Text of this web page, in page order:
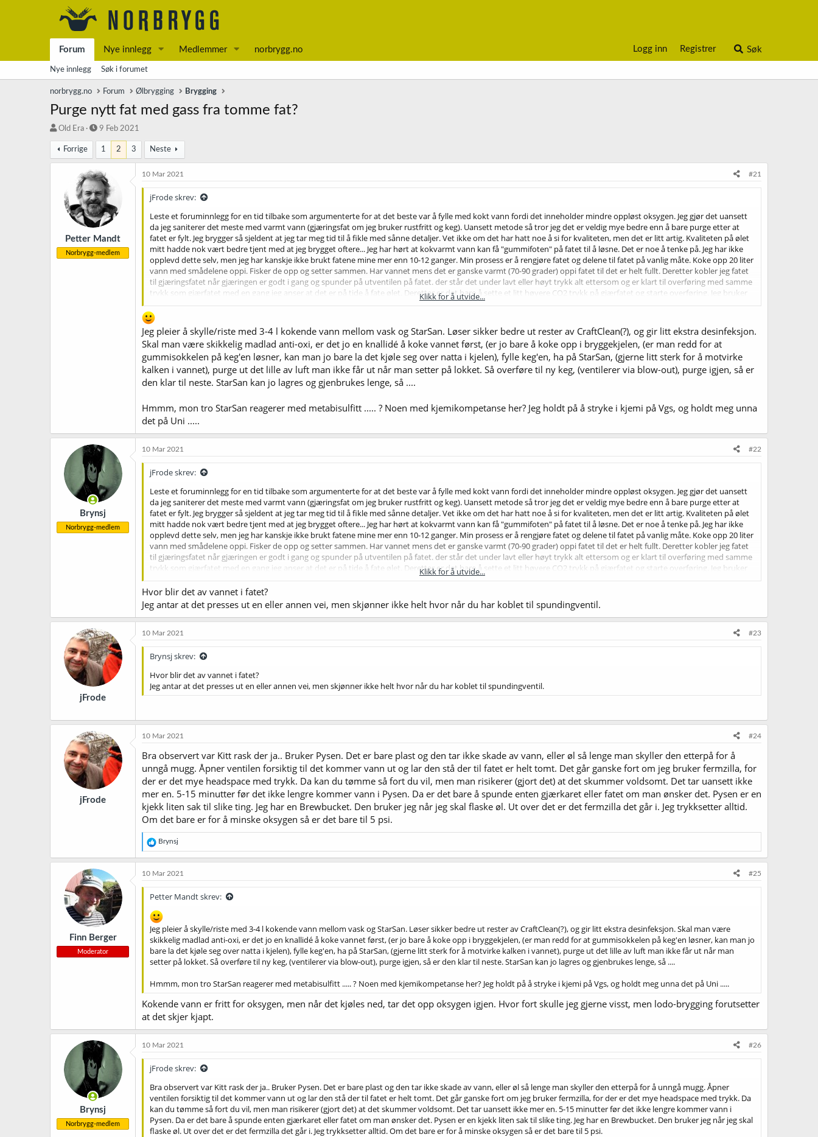
Forum Nye innlegg Medlemmer norbrygg.no Logg inn Registrer Søk
Nye innlegg Søk i forumet
norbrygg.no Forum Ølbrygging Brygging
Purge nytt fat med gass fra tomme fat?
T
å
d
Old Era
S
a
r
t
d
a
t
o
9 Feb 2021
Forrige 1 2 3 Neste
Petter Mandt
Norbrygg-medlem
10 Mar 2021 #21
jFrode skrev:
Leste et foruminnlegg for en tid tilbake som argumenterte for at det beste var å fylle med kokt vann fordi det inneholder mindre oppløst oksygen. Jeg gjør det uansett
da jeg saniterer det meste med varmt vann (gjæringsfat om jeg bruker rustfritt og keg). Uansett metode så tror jeg det er veldig mye bedre enn å bare purge etter at
fatet er fylt. Jeg brygger så sjeldent at jeg tar meg tid til å fikle med sånne detaljer. Vet ikke om det har hatt noe å si for kvaliteten, men det er litt artig. Kvaliteten på ølet
mitt hadde nok vært bedre tjent med at jeg brygget oftere... Jeg har hørt at kokvarmt vann kan få "gummifoten" på fatet til å løsne. Det er noe å tenke på. Jeg har ikke
opplevd dette selv, men jeg har kanskje ikke brukt fatene mine mer enn 10-12 ganger. Min prosess er å rengjøre fatet og delene til fatet på vanlig måte. Koke opp 20 liter
vann med smådelene oppi. Fisker de opp og setter sammen. Har vannet mens det er ganske varmt (70-90 grader) oppi fatet til det er helt fullt. Deretter kobler jeg fatet
til gjæringsfatet når gjæringen er godt i gang og spunder på utventilen på fatet. der står det under lavt eller høyt trykk alt ettersom og er klart til overføring med samme
trykk som gjærfatet med en gang jeg anser at det er på tide å fate ølet. Deretter er det bare å sette et litt høyere CO2 trykk på gjærfatet og starte overføring. Jeg bruker
en liten greie som heter "Pysen" for å ikke ende opp med øl i min spundingvalve. Det virker litt omstendelig, men det er ikke det. Bare en annen rekkefølge på enkelte
ting, men jeg tror jeg ender opp med svært lite oksygen i fatet uten å bruke CO2 i fra flasken. Til å ha brukt så mye penger på bryggeutstyr er jeg bemerkelsesverdig
gjerrig når det kommer til enkelte ting.
Vis vedlegget 50249
Klikk for å utvide...
Jeg pleier å skylle/riste med 3-4 l kokende vann mellom vask og StarSan. Løser sikker bedre ut rester av CraftClean(?), og gir litt ekstra desinfeksjon.
Skal man være skikkelig madlad anti-oxi, er det jo en knallidé å koke vannet først, (er jo bare å koke opp i bryggekjelen, (er man redd for at
gummisokkelen på keg'en løsner, kan man jo bare la det kjøle seg over natta i kjelen), fylle keg'en, ha på StarSan, (gjerne litt sterk for å motvirke
kalken i vannet), purge ut det lille av luft man ikke får ut når man setter på lokket. Så overføre til ny keg, (ventilerer via blow-out), purge igjen, så er
den klar til neste. StarSan kan jo lagres og gjenbrukes lenge, så ....
Hmmm, mon tro StarSan reagerer med metabisulfitt ..... ? Noen med kjemikompetanse her? Jeg holdt på å stryke i kjemi på Vgs, og holdt meg unna
det på Uni .....
Brynsj
Norbrygg-medlem
10 Mar 2021 #22
jFrode skrev:
Leste et foruminnlegg for en tid tilbake som argumenterte for at det beste var å fylle med kokt vann fordi det inneholder mindre oppløst oksygen. Jeg gjør det uansett
da jeg saniterer det meste med varmt vann (gjæringsfat om jeg bruker rustfritt og keg). Uansett metode så tror jeg det er veldig mye bedre enn å bare purge etter at
fatet er fylt. Jeg brygger så sjeldent at jeg tar meg tid til å fikle med sånne detaljer. Vet ikke om det har hatt noe å si for kvaliteten, men det er litt artig. Kvaliteten på ølet
mitt hadde nok vært bedre tjent med at jeg brygget oftere... Jeg har hørt at kokvarmt vann kan få "gummifoten" på fatet til å løsne. Det er noe å tenke på. Jeg har ikke
opplevd dette selv, men jeg har kanskje ikke brukt fatene mine mer enn 10-12 ganger. Min prosess er å rengjøre fatet og delene til fatet på vanlig måte. Koke opp 20 liter
vann med smådelene oppi. Fisker de opp og setter sammen. Har vannet mens det er ganske varmt (70-90 grader) oppi fatet til det er helt fullt. Deretter kobler jeg fatet
til gjæringsfatet når gjæringen er godt i gang og spunder på utventilen på fatet. der står det under lavt eller høyt trykk alt ettersom og er klart til overføring med samme
trykk som gjærfatet med en gang jeg anser at det er på tide å fate ølet. Deretter er det bare å sette et litt høyere CO2 trykk på gjærfatet og starte overføring. Jeg bruker
en liten greie som heter "Pysen" for å ikke ende opp med øl i min spundingvalve. Det virker litt omstendelig, men det er ikke det. Bare en annen rekkefølge på enkelte
ting, men jeg tror jeg ender opp med svært lite oksygen i fatet uten å bruke CO2 i fra flasken. Til å ha brukt så mye penger på bryggeutstyr er jeg bemerkelsesverdig
gjerrig når det kommer til enkelte ting.
Vis vedlegget 50249
Klikk for å utvide...
Hvor blir det av vannet i fatet?
Jeg antar at det presses ut en eller annen vei, men skjønner ikke helt hvor når du har koblet til spundingventil.
jFrode
10 Mar 2021 #23
Brynsj skrev:
Hvor blir det av vannet i fatet?
Jeg antar at det presses ut en eller annen vei, men skjønner ikke helt hvor når du har koblet til spundingventil.
jFrode
10 Mar 2021 #24
Bra observert var Kitt rask der ja.. Bruker Pysen. Det er bare plast og den tar ikke skade av vann, eller øl så lenge man skyller den etterpå for å
unngå mugg. Åpner ventilen forsiktig til det kommer vann ut og lar den stå der til fatet er helt tomt. Det går ganske fort om jeg bruker fermzilla, for
der er det mye headspace med trykk. Da kan du tømme så fort du vil, men man risikerer (gjort det) at det skummer voldsomt. Det tar uansett ikke
mer en. 5-15 minutter før det ikke lengre kommer vann i Pysen. Da er det bare å spunde enten gjærkaret eller fatet om man ønsker det. Pysen er en
kjekk liten sak til slike ting. Jeg har en Brewbucket. Den bruker jeg når jeg skal flaske øl. Ut over det er det fermzilla det går i. Jeg trykksetter alltid.
Om det bare er for å minske oksygen så er det bare til 5 psi.
R
e
a
k
j
o
e
r
:
Brynsj
Finn Berger
Moderator
10 Mar 2021 #25
Petter Mandt skrev:
Jeg pleier å skylle/riste med 3-4 l kokende vann mellom vask og StarSan. Løser sikker bedre ut rester av CraftClean(?), og gir litt ekstra desinfeksjon. Skal man være
skikkelig madlad anti-oxi, er det jo en knallidé å koke vannet først, (er jo bare å koke opp i bryggekjelen, (er man redd for at gummisokkelen på keg'en løsner, kan man jo
bare la det kjøle seg over natta i kjelen), fylle keg'en, ha på StarSan, (gjerne litt sterk for å motvirke kalken i vannet), purge ut det lille av luft man ikke får ut når man
setter på lokket. Så overføre til ny keg, (ventilerer via blow-out), purge igjen, så er den klar til neste. StarSan kan jo lagres og gjenbrukes lenge, så ....
Hmmm, mon tro StarSan reagerer med metabisulfitt ..... ? Noen med kjemikompetanse her? Jeg holdt på å stryke i kjemi på Vgs, og holdt meg unna det på Uni .....
Kokende vann er fritt for oksygen, men når det kjøles ned, tar det opp oksygen igjen. Hvor fort skulle jeg gjerne visst, men lodo-brygging forutsetter
at det skjer kjapt.
Brynsj
Norbrygg-medlem
10 Mar 2021 #26
jFrode skrev:
Bra observert var Kitt rask der ja.. Bruker Pysen. Det er bare plast og den tar ikke skade av vann, eller øl så lenge man skyller den etterpå for å unngå mugg. Åpner
ventilen forsiktig til det kommer vann ut og lar den stå der til fatet er helt tomt. Det går ganske fort om jeg bruker fermzilla, for der er det mye headspace med trykk. Da
kan du tømme så fort du vil, men man risikerer (gjort det) at det skummer voldsomt. Det tar uansett ikke mer en. 5-15 minutter før det ikke lengre kommer vann i
Pysen. Da er det bare å spunde enten gjærkaret eller fatet om man ønsker det. Pysen er en kjekk liten sak til slike ting. Jeg har en Brewbucket. Den bruker jeg når jeg skal
flaske øl. Ut over det er det fermzilla det går i. Jeg trykksetter alltid. Om det bare er for å minske oksygen så er det bare til 5 psi.